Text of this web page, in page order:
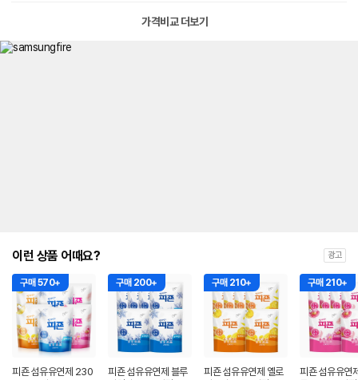
가격비교 더보기
이런 상품 어때요? 광고
구매 570+
피죤 섬유유연제 230
구매 200+
피죤 섬유유연제 블루
구매 210+
피죤 섬유유연제 옐로
구매 210+
피죤 섬유유연